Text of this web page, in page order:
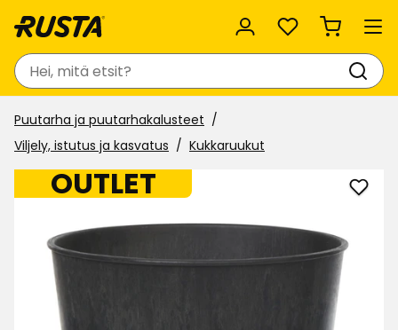
Suosikit
Haku
Puutarha ja puutarhakalusteet
Viljely, istutus ja kasvatus
Kukkaruukut
OUTLET
Lisää